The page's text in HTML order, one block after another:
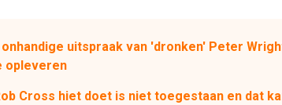
uitspraak van 'dronken' Peter
opleveren
Cross hiet doet is niet toegestaan en dat